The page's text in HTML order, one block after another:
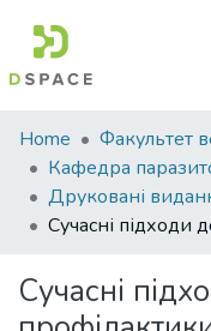
Communities
&
Collections
All of DSpace
Statistics
Home
Сучасні